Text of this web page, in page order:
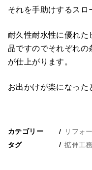
それを手助けするスロ
耐久性耐水性に優れ
品ですのでそれぞれ
が仕上がります。
お出かけが楽になった
カテゴリー リフォ
タグ 拡伸工